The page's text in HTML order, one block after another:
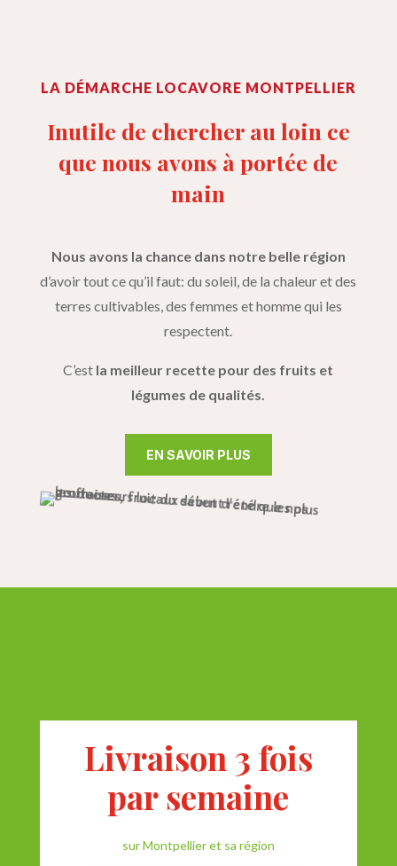
LA DÉMARCHE LOCAVORE MONTPELLIER
Inutile de chercher au loin ce
que nous avons à portée de
main
Nous avons la chance dans notre belle région
d’avoir tout ce qu’il faut: du soleil, de la chaleur et des
terres cultivables, des femmes et homme qui les
respectent.
C’est la meilleur recette pour des fruits et
légumes de qualités.
EN SAVOIR PLUS
Livraison 3 fois
par semaine
sur Montpellier et sa région